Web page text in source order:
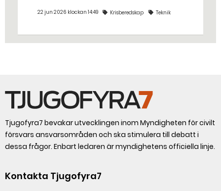
krig. – Det går att vinna mycket tid
säger Susanne Norén, enhetschef vid
22 jun 2026 klockan 14:49 Krisberedskap Teknik
Tjugofyra7 bevakar utvecklingen inom Myndigheten för civilt
försvars ansvarsområden och ska stimulera till debatt i
dessa frågor. Enbart ledaren är myndighetens officiella linje.
Kontakta Tjugofyra7